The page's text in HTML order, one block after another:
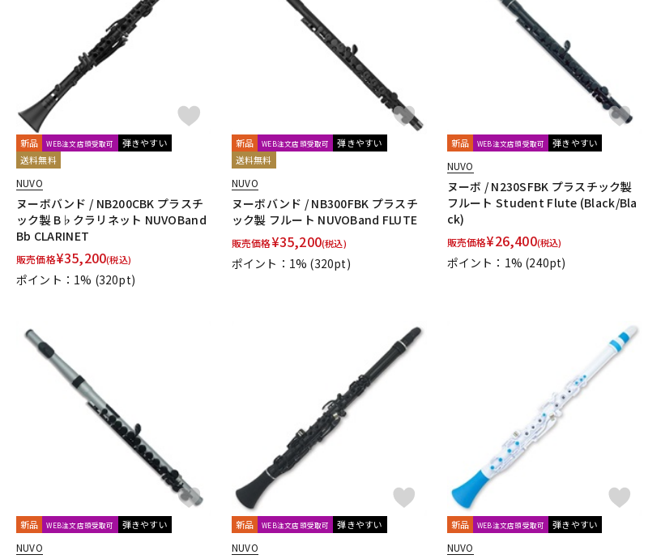
DJ機器 DTM DTM オンラ
新品 WEB注文店頭受取可
弾きやすい
送料無料
NUVO
ヌーボバンド / NB200CBK プラスチ
ック製 B♭クラリネット NUVOBand
Bb CLARINET
販売価格¥35,200(税込)
ポイント：1% (320pt)
新品 WEB注文店頭受取可
弾きやすい
送料無料
NUVO
ヌーボバンド / NB300FBK プラスチ
ック製 フルート NUVOBand FLUTE
販売価格¥35,200(税込)
ポイント：1% (320pt)
新品 WEB注文店頭受取可 弾きやすい
NUVO
ヌーボ / N230SFBK プラスチック製
フルート Student Flute (Black/Bla
ck)
販売価格¥26,400(税込)
ポイント：1% (240pt)
新品 WEB注文店頭受取可 弾きやすい
NUVO
新品 WEB注文店頭受取可 弾きやすい
NUVO
新品 WEB注文店頭受取可 弾きやすい
NUVO